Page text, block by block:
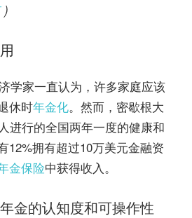
)
学家一直认为，许多家庭应该
休时年金化。然而，密歇根大
进行的全国两年一度的健康和
12%拥有超过10万美元金融资
金保险中获得收入。
金的认知度和可操作性